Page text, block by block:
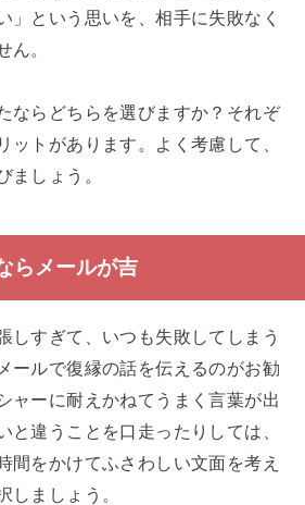
」という思いを、相手に失敗なく
ん。
ならどちらを選びますか？それぞ
ットがあります。よく考慮して、
ましょう。
らメールが吉
しすぎて、いつも失敗してしまう
ールで復縁の話を伝えるのがお勧
ャーに耐えかねてうまく言葉が出
と違うことを口走ったりしては、
間をかけてふさわしい文面を考え
しましょう。